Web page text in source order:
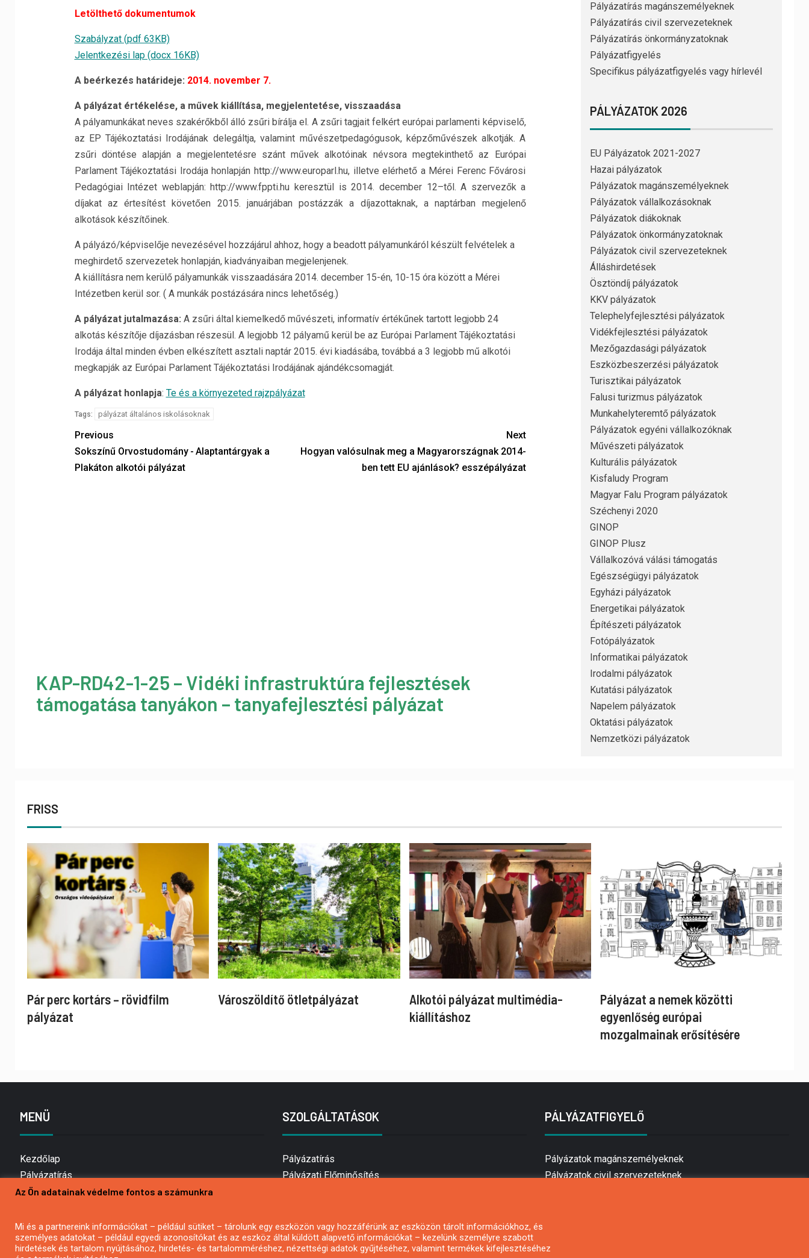
Letölthető dokumentumok
Szabályzat (pdf 63KB)
Jelentkezési lap (docx 16KB)
A beérkezés határideje: 2014. november 7.
A pályázat értékelése, a művek kiállítása, megjelentetése, visszaadása
A pályamunkákat neves szakérőkből álló zsűri bírálja el. A zsűri tagjait felkért európai parlamenti képviselő,
az EP Tájékoztatási Irodájának delegáltja, valamint művészetpedagógusok, képzőművészek alkotják. A
zsűri döntése alapján a megjelentetésre szánt művek alkotóinak névsora megtekinthető az Európai
Parlament Tájékoztatási Irodája honlapján http://www.europarl.hu, illetve elérhető a Mérei Ferenc Fővárosi
Pedagógiai Intézet weblapján: http://www.fppti.hu keresztül is 2014. december 12–től. A szervezők a
díjakat az értesítést követően 2015. januárjában postázzák a díjazottaknak, a naptárban megjelenő
alkotások készítőinek.
A pályázó/képviselője nevezésével hozzájárul ahhoz, hogy a beadott pályamunkáról készült felvételek a
meghirdető szervezetek honlapján, kiadványaiban megjelenjenek.
A kiállításra nem kerülő pályamunkák visszaadására 2014. december 15-én, 10-15 óra között a Mérei
Intézetben kerül sor. ( A munkák postázására nincs lehetőség.)
A pályázat jutalmazása: A zsűri által kiemelkedő művészeti, informatív értékűnek tartott legjobb 24
alkotás készítője díjazásban részesül. A legjobb 12 pályamű kerül be az Európai Parlament Tájékoztatási
Irodája által minden évben elkészített asztali naptár 2015. évi kiadásába, továbbá a 3 legjobb mű alkotói
megkapják az Európai Parlament Tájékoztatási Irodájának ajándékcsomagját.
A pályázat honlapja: Te és a környezeted rajzpályázat
Tags: pályázat általános iskolásoknak
Previous
Sokszínű Orvostudomány - Alaptantárgyak a
Plakáton alkotói pályázat
Next
Hogyan valósulnak meg a Magyarországnak 2014-
ben tett EU ajánlások? esszépályázat
KAP-RD42-1-25 – Vidéki infrastruktúra fejlesztések
támogatása tanyákon – tanyafejlesztési pályázat
Pályázatírás magánszemélyeknek
Pályázatírás civil szervezeteknek
Pályázatírás önkormányzatoknak
Pályázatfigyelés
Specifikus pályázatfigyelés vagy hírlevél
PÁLYÁZATOK 2026
EU Pályázatok 2021-2027
Hazai pályázatok
Pályázatok magánszemélyeknek
Pályázatok vállalkozásoknak
Pályázatok diákoknak
Pályázatok önkormányzatoknak
Pályázatok civil szervezeteknek
Álláshirdetések
Ösztöndíj pályázatok
KKV pályázatok
Telephelyfejlesztési pályázatok
Vidékfejlesztési pályázatok
Mezőgazdasági pályázatok
Eszközbeszerzési pályázatok
Turisztikai pályázatok
Falusi turizmus pályázatok
Munkahelyteremtő pályázatok
Pályázatok egyéni vállalkozóknak
Művészeti pályázatok
Kulturális pályázatok
Kisfaludy Program
Magyar Falu Program pályázatok
Széchenyi 2020
GINOP
GINOP Plusz
Vállalkozóvá válási támogatás
Egészségügyi pályázatok
Egyházi pályázatok
Energetikai pályázatok
Építészeti pályázatok
Fotópályázatok
Informatikai pályázatok
Irodalmi pályázatok
Kutatási pályázatok
Napelem pályázatok
Oktatási pályázatok
Nemzetközi pályázatok
FRISS
Pár perc kortárs – rövidfilm
pályázat
Városzöldítő ötletpályázat
Alkotói pályázat multimédia-
kiállításhoz
Pályázat a nemek közötti
egyenlőség európai
mozgalmainak erősítésére
MENÜ
Kezdőlap
Pályázatírás
Bemutatkozás
Hírlevél feliratkozás
Impresszum
SZOLGÁLTATÁSOK
Pályázatírás
Pályázati Előminősítés
Mezőgazdasági pályázatírás
Pályázatírás magánszemélyeknek
PÁLYÁZATFIGYELŐ
Pályázatok magánszemélyeknek
Pályázatok civil szervezeteknek
Az Ön adatainak védelme fontos a számunkra
Mi és a partnereink információkat – például sütiket – tárolunk egy eszközön vagy hozzáférünk az eszközön tárolt információkhoz, és
személyes adatokat – például egyedi azonosítókat és az eszköz által küldött alapvető információkat – kezelünk személyre szabott
hirdetések és tartalom nyújtásához, hirdetés- és tartalomméréshez, nézettségi adatok gyűjtéséhez, valamint termékek kifejlesztéséhez